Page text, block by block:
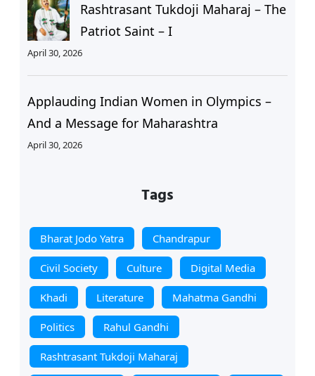
Rashtrasant Tukdoji Maharaj – The
Patriot Saint – I
April 30, 2026
Applauding Indian Women in Olympics –
And a Message for Maharashtra
April 30, 2026
Tags
Bharat Jodo Yatra Chandrapur
Civil Society Culture Digital Media
Khadi Literature Mahatma Gandhi
Politics Rahul Gandhi
Rashtrasant Tukdoji Maharaj